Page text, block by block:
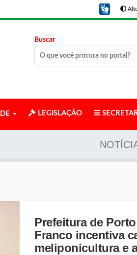
Buscar
LEGISLAÇÃO
Prefeitura de Porto
Franco incentiva
meliponicultura e